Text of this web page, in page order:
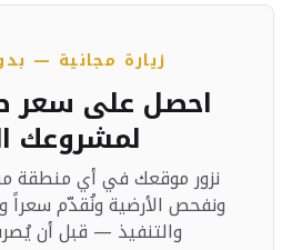
زيارة مجانية —
احصل على سعر
لمشروعك
نزور موقعك في أي منطقة
ونفحص الأرضية ونُقدّم سعراً
والتنفيذ — قبل أن